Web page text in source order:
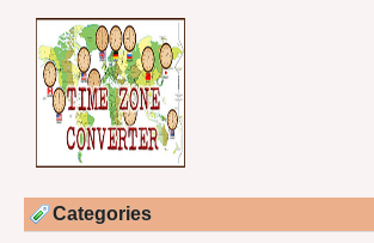
Categories